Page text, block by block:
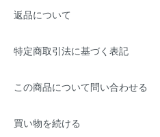
返品について
特定商取引法に基づく表記
この商品について問い合わせる
買い物を続ける